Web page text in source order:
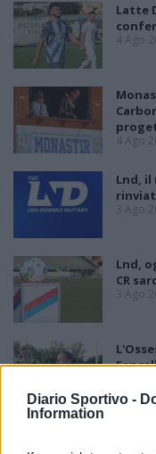
Diario Sportivo -
Information
Latte
4 Ago
4 Ago
Lnd, il
3 Ago
Lnd,
CR
3 Ago